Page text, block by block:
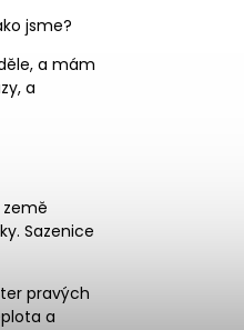
jsme?
a mám
a
Sazenice
pravých
a